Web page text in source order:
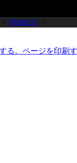
[関東地方]